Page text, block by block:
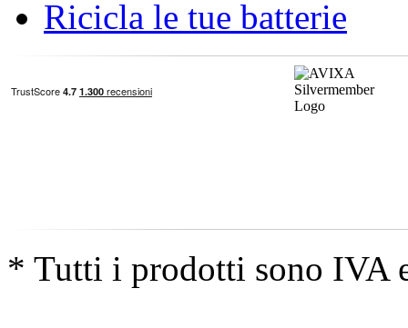
Ricicla le tue batterie
* Tutti i prodotti sono IVA